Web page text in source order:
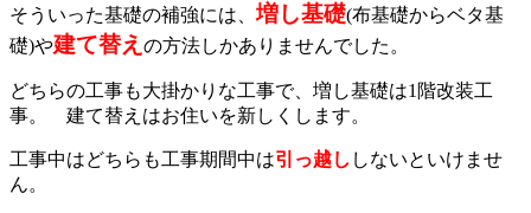
そういった基礎の補強には、増し基礎(布基礎からベタ基
礎)や建て替え の方法しかありませんでした。
どちらの工事も大掛かりな工事で、増し基礎は1階改装工
事。 建て替えはお住いを新しくします。
工事中はどちらも工事期間中は引っ越し しないといけませ
ん。